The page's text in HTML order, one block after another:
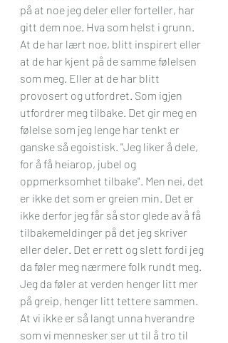
på at noe jeg deler eller forteller, har
gitt dem noe. Hva som helst i grunn.
At de har lært noe, blitt inspirert eller
at de har kjent på de samme følelsen
som meg. Eller at de har blitt
provosert og utfordret. Som igjen
utfordrer meg tilbake. Det gir meg en
følelse som jeg lenge har tenkt er
ganske så egoistisk. "Jeg liker å dele,
for å få heiarop, jubel og
oppmerksomhet tilbake". Men nei, det
er ikke det som er greien min. Det er
ikke derfor jeg får så stor glede av å få
tilbakemeldinger på det jeg skriver
eller deler. Det er rett og slett fordi jeg
da føler meg nærmere folk rundt meg.
Jeg da føler at verden henger litt mer
på greip, henger litt tettere sammen.
At vi ikke er så langt unna hverandre
som vi mennesker ser ut til å tro til